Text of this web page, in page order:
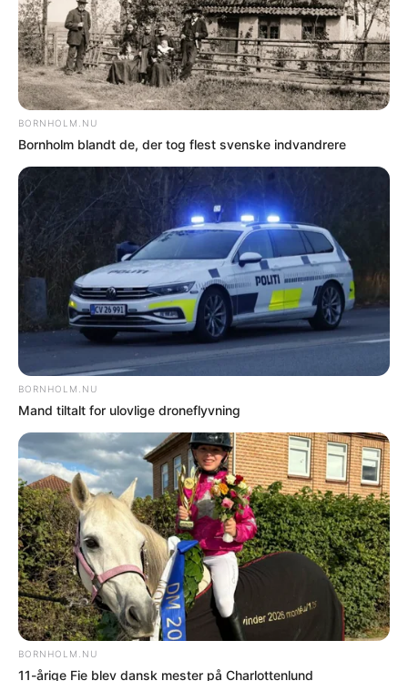
transportløsninger, som kan supplere den
traditionelle kollektive trafik.
LAG Bornholm er en lokalt forankret
forening, der uddeler EU- og statslige
tilskud til projekter, som skal skabe
udvikling i landdistrikterne på Bornholm.
Nyere nyhed
FORKERTE FAKTA? Bornholm.nu skal ikke
offentliggøre faktuelle fejl. Hvis der er noget
i denne artikel, du føler er forkert, skal du
kontakte os på mail: red@bornholm.nu.
© Copyright 2026 Bornholm.nu. Denne artikel er beskyttet af lov om
ophavsret og må ikke kopieres eller på anden måde videreudnyttes uden
særlig aftale.